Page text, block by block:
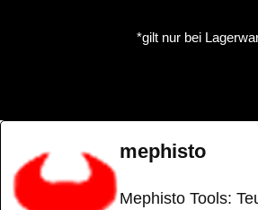
*gilt nur bei
mephisto
Mephisto Tools: